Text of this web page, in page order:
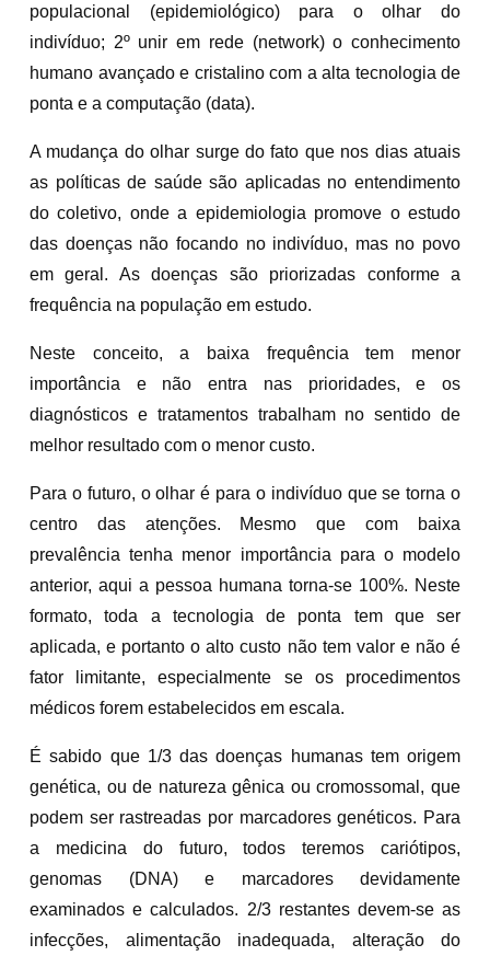
populacional (epidemiológico) para o olhar do
indivíduo; 2º unir em rede (network) o conhecimento
humano avançado e cristalino com a alta tecnologia de
ponta e a computação (data).
A mudança do olhar surge do fato que nos dias atuais
as políticas de saúde são aplicadas no entendimento
do coletivo, onde a epidemiologia promove o estudo
das doenças não focando no indivíduo, mas no povo
em geral. As doenças são priorizadas conforme a
frequência na população em estudo.
Neste conceito, a baixa frequência tem menor
importância e não entra nas prioridades, e os
diagnósticos e tratamentos trabalham no sentido de
melhor resultado com o menor custo.
Para o futuro, o olhar é para o indivíduo que se torna o
centro das atenções. Mesmo que com baixa
prevalência tenha menor importância para o modelo
anterior, aqui a pessoa humana torna-se 100%. Neste
formato, toda a tecnologia de ponta tem que ser
aplicada, e portanto o alto custo não tem valor e não é
fator limitante, especialmente se os procedimentos
médicos forem estabelecidos em escala.
É sabido que 1/3 das doenças humanas tem origem
genética, ou de natureza gênica ou cromossomal, que
podem ser rastreadas por marcadores genéticos. Para
a medicina do futuro, todos teremos cariótipos,
genomas (DNA) e marcadores devidamente
examinados e calculados. 2/3 restantes devem-se as
infecções, alimentação inadequada, alteração do